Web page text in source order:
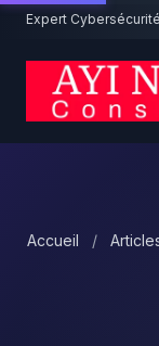
Aller au contenu
Expert
Accueil /
Un projet